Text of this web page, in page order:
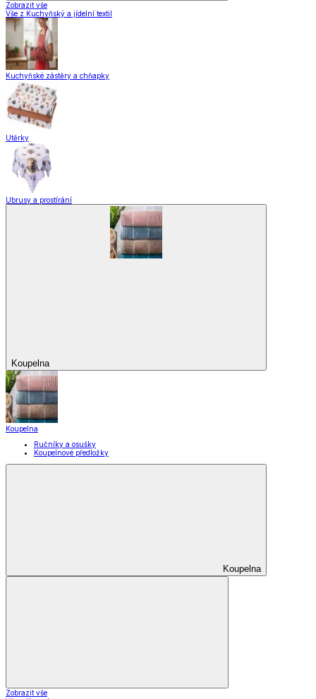
Zobrazit vše
Vše z Kuchyňský a jídelní textil
Kuchyňské zástěry a chňapky
Utěrky
Ubrusy a prostírání
Koupelna
Koupelna
Ručníky a osušky
Koupelnové předložky
Koupelna
Zobrazit vše